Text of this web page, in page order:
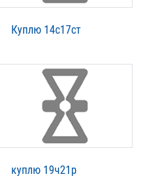
Куплю 14с17ст
куплю 19ч21р